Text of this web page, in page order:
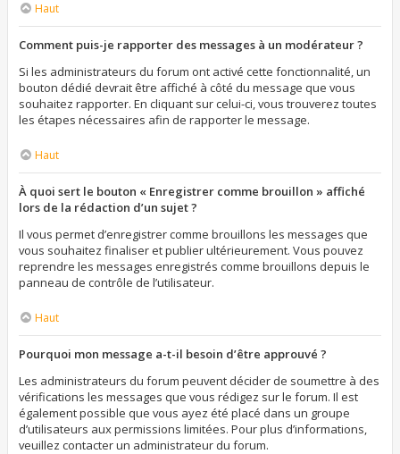
Haut
Comment puis-je rapporter des messages à un modérateur ?
Si les administrateurs du forum ont activé cette fonctionnalité, un
bouton dédié devrait être affiché à côté du message que vous
souhaitez rapporter. En cliquant sur celui-ci, vous trouverez toutes
les étapes nécessaires afin de rapporter le message.
Haut
À quoi sert le bouton « Enregistrer comme brouillon » affiché
lors de la rédaction d’un sujet ?
Il vous permet d’enregistrer comme brouillons les messages que
vous souhaitez finaliser et publier ultérieurement. Vous pouvez
reprendre les messages enregistrés comme brouillons depuis le
panneau de contrôle de l’utilisateur.
Haut
Pourquoi mon message a-t-il besoin d’être approuvé ?
Les administrateurs du forum peuvent décider de soumettre à des
vérifications les messages que vous rédigez sur le forum. Il est
également possible que vous ayez été placé dans un groupe
d’utilisateurs aux permissions limitées. Pour plus d’informations,
veuillez contacter un administrateur du forum.